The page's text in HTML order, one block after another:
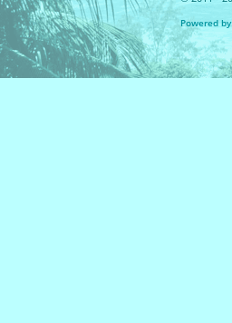
Powered by